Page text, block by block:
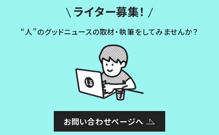
ライター募集！
“人”のグッドニュースの取材・執筆をしてみませんか？
お問い合わせページへ